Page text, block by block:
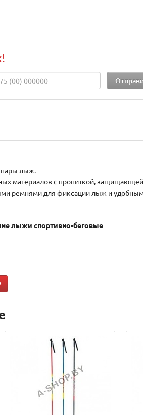
пары лыж.
материалов с пропиткой, защищающей
ремнями для фиксации лыж и
лыжи спортивно-беговые